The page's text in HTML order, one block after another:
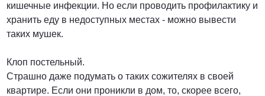
кишечные инфекции. Но если проводить профилактику и
хранить еду в недоступных местах - можно вывести
таких мушек.
Клоп постельный.
Страшно даже подумать о таких сожителях в своей
квартире. Если они проникли в дом, то, скорее всего,